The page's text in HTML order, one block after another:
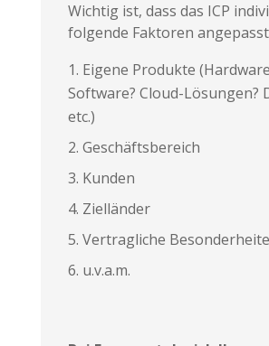
Wichtig ist, dass das ICP
folgende Faktoren
Eigene Produkte
Software? Cloud-Lösungen?
etc.)
Geschäftsbereich
Kunden
Zielländer
Vertragliche
u.v.a.m.